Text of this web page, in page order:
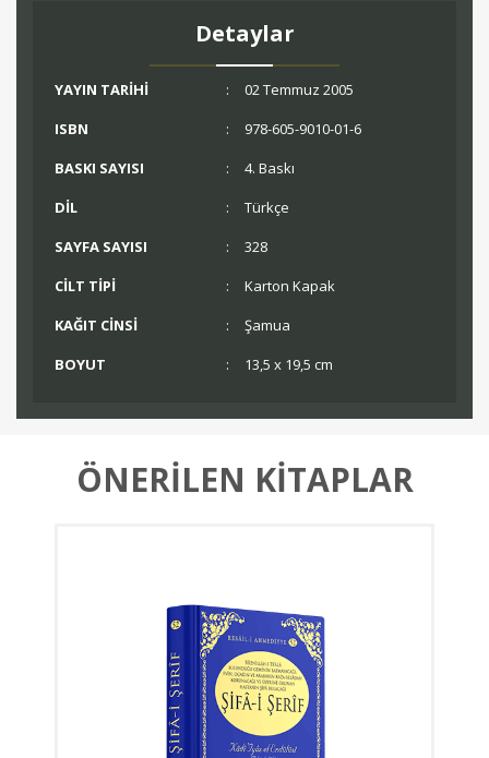
Detaylar
YAYIN TARİHİ :
02 Temmuz 2005
ISBN
:
978-605-9010-01-6
BASKI SAYISI
:
4. Baskı
DİL
:
Türkçe
SAYFA SAYISI
:
328
CİLT TİPİ
:
Karton Kapak
KAĞIT CİNSİ
:
Şamua
BOYUT
: 13,5 x 19,5 cm
ÖNERİLEN KİTAPLAR